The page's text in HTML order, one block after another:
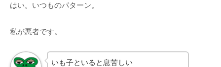
はい。いつものパターン。
私が悪者です。
いも子といると息苦しい